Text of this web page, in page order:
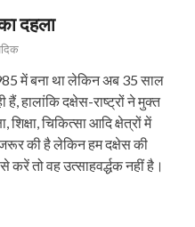
दहला
में बना था लेकिन अब 35 साल
हैं, हालांकि दक्षेस-राष्ट्रों ने मुक्त
शिक्षा, चिकित्सा आदि क्षेत्रों में
की है लेकिन हम दक्षेस की
करें तो वह उत्साहवर्द्धक नहीं है।